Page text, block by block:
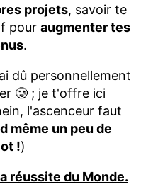
projets, savoir te
pour augmenter tes
.
dû personnellement
🥲 ; je t'offre ici
l'ascenceur faut
même un peu de
!)
réussite du Monde.